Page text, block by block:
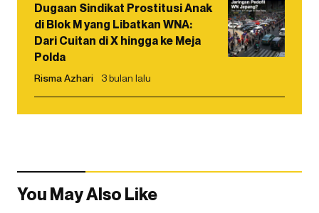
Dugaan Sindikat Prostitusi Anak
di Blok M yang Libatkan WNA:
Dari Cuitan di X hingga ke Meja
Polda
Risma Azhari 3 bulan lalu
You May Also Like